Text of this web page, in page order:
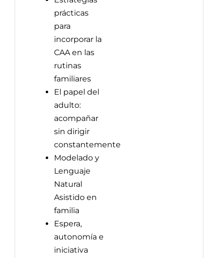
prácticas
para
incorporar la
CAA en las
rutinas
familiares
El papel del
adulto:
acompañar
sin dirigir
constantemente
Modelado y
Lenguaje
Natural
Asistido en
familia
Espera,
autonomía e
iniciativa